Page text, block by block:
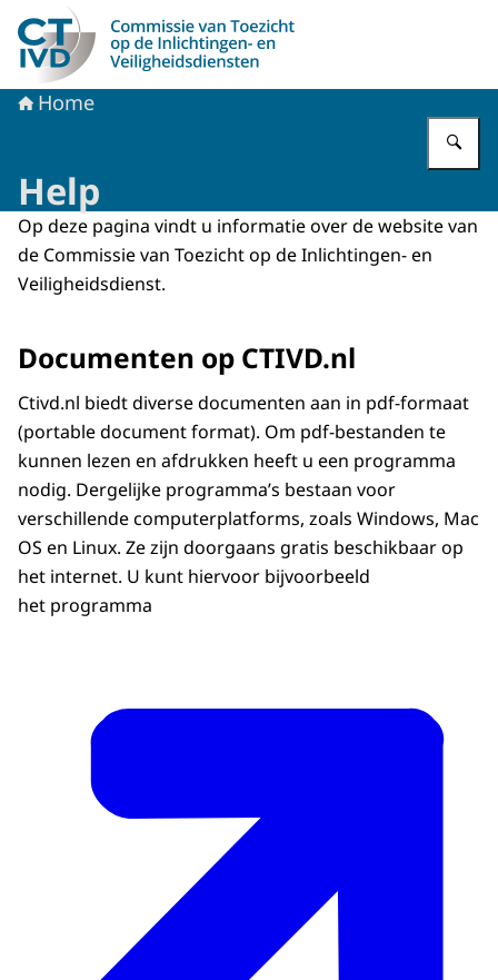
Naar de homepage van CTIVD
Home
Help
Op deze pagina vindt u informatie over de website van
de Commissie van Toezicht op de Inlichtingen- en
Veiligheidsdienst.
Documenten op CTIVD.nl
Ctivd.nl biedt diverse documenten aan in pdf-formaat
(portable document format). Om pdf-bestanden te
kunnen lezen en afdrukken heeft u een programma
nodig. Dergelijke programma’s bestaan voor
verschillende computerplatforms, zoals Windows, Mac
OS en Linux. Ze zijn doorgaans gratis beschikbaar op
het internet. U kunt hiervoor bijvoorbeeld
het programma